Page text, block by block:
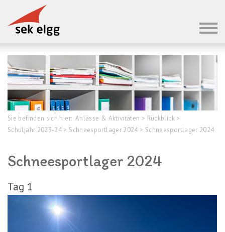
Sie befinden sich hier: Anlässe & Aktivitäten > Rückblick >
Schuljahr 2023-24> Schneesportlager 2024 > Schneesportlager 2024
Schneesportlager 2024
Tag 1